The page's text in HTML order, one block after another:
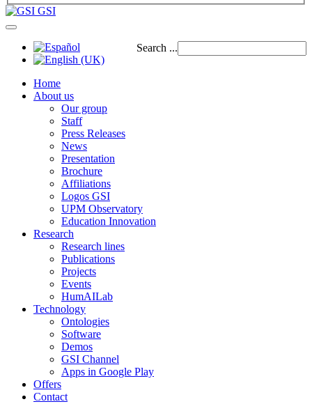
GSI
Search ...
Home
About us
Our group
Staff
Press Releases
News
Presentation
Brochure
Affiliations
Logos GSI
UPM Observatory
Education Innovation
Research
Research lines
Publications
Projects
Events
HumAILab
Technology
Ontologies
Software
Demos
GSI Channel
Apps in Google Play
Offers
Contact